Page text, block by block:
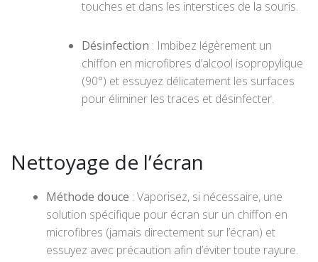
touches et dans les interstices de la souris.
Désinfection : Imbibez légèrement un
chiffon en microfibres d’alcool isopropylique
(90°) et essuyez délicatement les surfaces
pour éliminer les traces et désinfecter.
Nettoyage de l’écran
Méthode douce : Vaporisez, si nécessaire, une
solution spécifique pour écran sur un chiffon en
microfibres (jamais directement sur l’écran) et
essuyez avec précaution afin d’éviter toute rayure.